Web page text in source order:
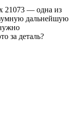
21073 — одна из
дальнейшую
за деталь?